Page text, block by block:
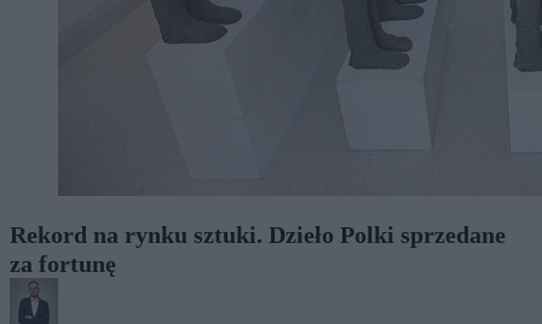
Rekord na rynku sztuki. Dzieło Polki sprzedane
za fortunę